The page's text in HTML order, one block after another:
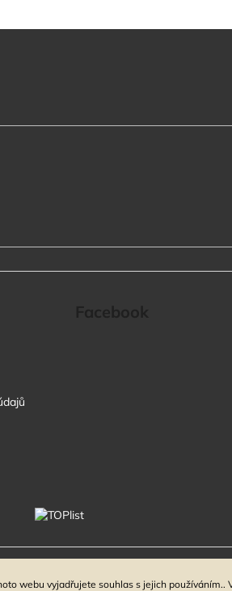
webu vyjadřujete souhlas s jejich používáním..